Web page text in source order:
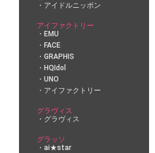
アイドルニッポン
アイファクトリー
EMU
FACE
GRAPHIS
HQIdol
UNO
アイファクトリー
グラヴィス
グラヴィス
グラッソ
ai★star